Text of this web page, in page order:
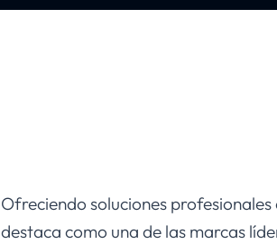
Ofreciendo soluciones
destaca como una de las marcas